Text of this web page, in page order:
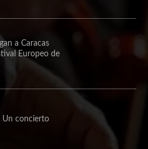
a Caracas
Europeo de
Un concierto